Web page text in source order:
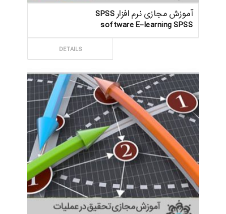
آموزش مجازی نرم افزار SPSS
software E-learning SPSS
DETAILS